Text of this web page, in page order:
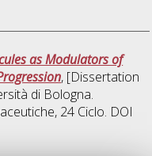
as Modulators of
, [Dissertation
di Bologna.
, 24 Ciclo. DOI